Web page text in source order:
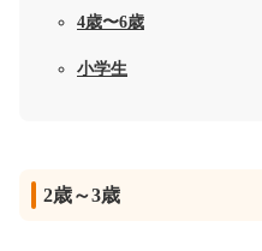
4歳〜6歳
小学生
2歳～3歳